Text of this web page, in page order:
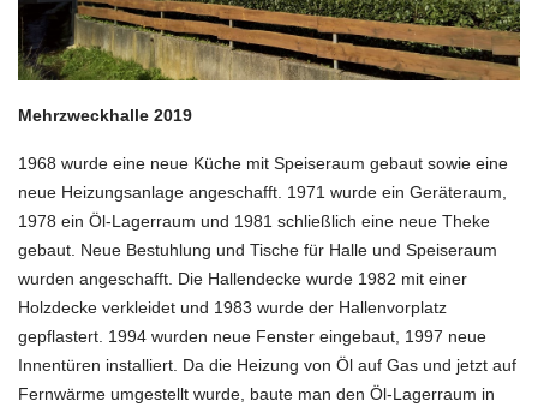
Mehrzweckhalle 2019
1968 wurde eine neue Küche mit Speiseraum gebaut sowie eine
neue Heizungsanlage angeschafft. 1971 wurde ein Geräteraum,
1978 ein Öl-Lagerraum und 1981 schließlich eine neue Theke
gebaut. Neue Bestuhlung und Tische für Halle und Speiseraum
wurden angeschafft. Die Hallendecke wurde 1982 mit einer
Holzdecke verkleidet und 1983 wurde der Hallenvorplatz
gepflastert. 1994 wurden neue Fenster eingebaut, 1997 neue
Innentüren installiert. Da die Heizung von Öl auf Gas und jetzt auf
Fernwärme umgestellt wurde, baute man den Öl-Lagerraum in